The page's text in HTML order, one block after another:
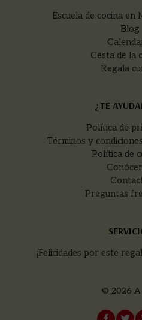
Escuela de cocina
Blog
Cesta de la
Regala
¿TE
Política de
Términos y
Política de
Preguntas
¡Felicidades por este
© 2026 A